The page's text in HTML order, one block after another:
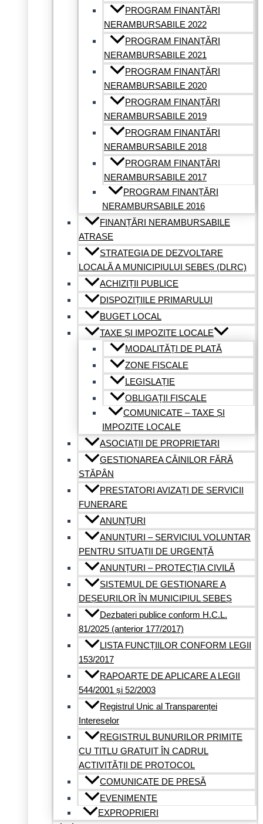
PROGRAM FINANȚĂRI
NERAMBURSABILE 2022
PROGRAM FINANȚĂRI
NERAMBURSABILE 2021
PROGRAM FINANȚĂRI
NERAMBURSABILE 2020
PROGRAM FINANȚĂRI
NERAMBURSABILE 2019
PROGRAM FINANTĂRI
NERAMBURSABILE 2018
PROGRAM FINANȚĂRI
NERAMBURSABILE 2017
PROGRAM FINANȚĂRI
NERAMBURSABILE 2016
FINANȚĂRI NERAMBURSABILE
ATRASE
STRATEGIA DE DEZVOLTARE
LOCALĂ A MUNICIPIULUI SEBEȘ (DLRC)
ACHIZIȚII PUBLICE
DISPOZIȚIILE PRIMARULUI
BUGET LOCAL
TAXE ȘI IMPOZITE LOCALE
MODALITĂȚI DE PLATĂ
ZONE FISCALE
LEGISLAȚIE
OBLIGAȚII FISCALE
COMUNICATE – TAXE ȘI
IMPOZITE LOCALE
ASOCIAȚII DE PROPRIETARI
GESTIONAREA CÂINILOR FĂRĂ
STĂPÂN
PRESTATORI AVIZAȚI DE SERVICII
FUNERARE
ANUNȚURI
ANUNȚURI – SERVICIUL VOLUNTAR
PENTRU SITUAȚII DE URGENȚĂ
ANUNȚURI – PROTECȚIA CIVILĂ
SISTEMUL DE GESTIONARE A
DEȘEURILOR ÎN MUNICIPIUL SEBEȘ
Dezbateri publice conform H.C.L.
81/2025 (anterior 177/2017)
LISTA FUNCȚIILOR CONFORM LEGII
153/2017
RAPOARTE DE APLICARE A LEGII
544/2001 și 52/2003
Registrul Unic al Transparenței
Intereselor
REGISTRUL BUNURILOR PRIMITE
CU TITLU GRATUIT ÎN CADRUL
ACTIVITĂȚII DE PROTOCOL
COMUNICATE DE PRESĂ
EVENIMENTE
EXPROPRIERI